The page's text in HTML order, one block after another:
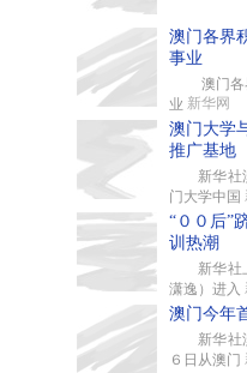
澳门各界
事业
澳门各界
业 新华网
澳门大学
推广基地
新华社澳
门大学中国
“００后”
训热潮
新华社上
潇逸）进入
澳门今年
新华社澳
６日从澳门